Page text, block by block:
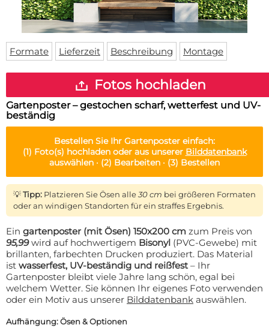
Fußmatte
Bodenmatte
Custom skateboard deck
Über uns
Lieferzeiten
Login
WhatsApp
Formate Lieferzeit Beschreibung Montage
Fotos hochladen
Gartenposter – gestochen scharf, wetterfest und UV-
beständig
Bestellen Sie Ihr Gartenposter einfach:
(1) Foto(s) hochladen oder aus unserer Bilddatenbank
auswählen · (2) Bearbeiten · (3) Bestellen
💡Tipp: Platzieren Sie Ösen alle30 cm bei größeren Formaten
oder an windigen Standorten für ein straffes Ergebnis.
Ein gartenposter (mit Ösen) 150x200 cm zum Preis von
95,99wird auf hochwertigem Bisonyl (PVC-Gewebe) mit
brillanten, farbechten Drucken produziert. Das Material
ist wasserfest, UV-beständig und reißfest– Ihr
Gartenposter bleibt viele Jahre lang schön, egal bei
welchem Wetter. Sie können Ihr eigenes Foto verwenden
oder ein Motiv aus unserer Bilddatenbank auswählen.
Aufhängung: Ösen & Optionen